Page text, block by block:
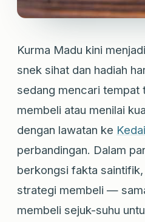
Kurma Madu kini
snek sihat dan hadiah
sedang mencari tempat
membeli atau menilai
dengan lawatan ke
perbandingan. Dalam
berkongsi fakta
strategi membeli —
membeli sejuk-suhu